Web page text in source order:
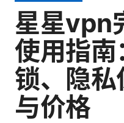
星星vpn
使用指
锁、隐
与价格